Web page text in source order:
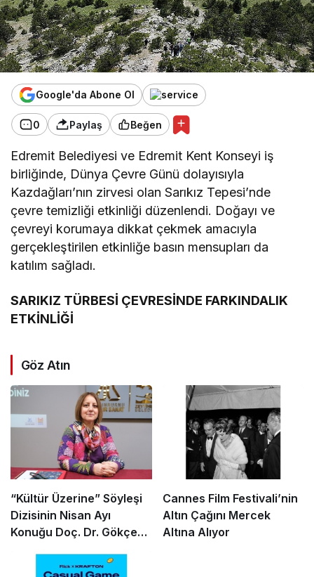
Google'da Abone Ol
0 Paylaş Beğen
Edremit Belediyesi ve Edremit Kent Konseyi iş
birliğinde, Dünya Çevre Günü dolayısıyla
Kazdağları’nın zirvesi olan Sarıkız Tepesi’nde
çevre temizliği etkinliği düzenlendi. Doğayı ve
çevreyi korumaya dikkat çekmek amacıyla
gerçekleştirilen etkinliğe basın mensupları da
katılım sağladı.
SARIKIZ TÜRBESİ ÇEVRESİNDE FARKINDALIK
ETKİNLİĞİ
Göz Atın
“Kültür Üzerine” Söyleşi
Dizisinin Nisan Ayı
Konuğu Doç. Dr. Gökçe
Cannes Film Festivali’nin
Altın Çağını Mercek
Altına Alıyor